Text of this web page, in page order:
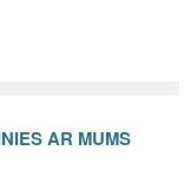
AR MUMS